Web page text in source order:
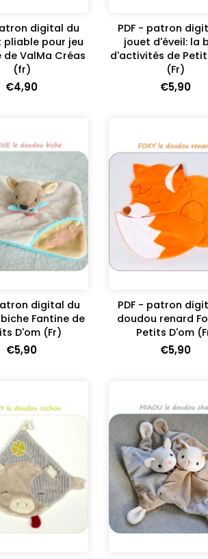
digital du
pliable pour jeu
ValMa Créas
(fr)
€4,90
PDF - patron
jouet d'éveil: la
d'activités de
(Fr)
€5,90
digital du
Fantine de
D'om (Fr)
€5,90
PDF - patron
doudou renard
Petits D'om
€5,90